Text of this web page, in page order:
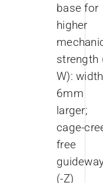
base for
higher
strength
W):
6mm
larger;
cage-
free
(-Z)